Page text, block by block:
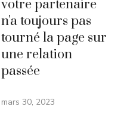
votre partenaire
n'a toujours pas
tourné la page sur
une relation
passée
mars 30, 2023